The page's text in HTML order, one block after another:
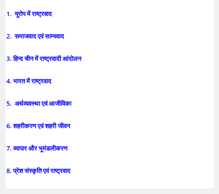
1. यूरोप में राष्ट्रवाद
2. समाजवाद एवं साम्यवाद
3. हिन्द चीन में राष्ट्रवादी आंदोलन
4. भारत में राष्ट्रवाद
5. अर्थव्यवस्था एवं आजीविका
6. शहरीकरण एवं शहरी जीवन
7. व्यापार और भूमंडलीकरण
8. प्रेश संस्कृति एवं राष्ट्रवाद